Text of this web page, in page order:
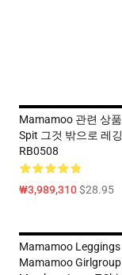
Mamamoo 관련 상
Spit 그것 밖으로 레
RB0508
₩3,989,310$28.95
Mamamoo Leggings
Mamamoo Girlgroup